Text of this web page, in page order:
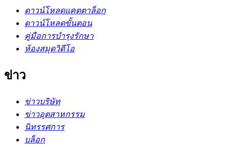
ดาวน์โหลดแคตตาล็อก
ดาวน์โหลดขั้นตอน
คู่มือการบำรุงรักษา
ห้องสมุดวิดีโอ
ข่าว
ข่าวบริษัท
ข่าวอุตสาหกรรม
นิทรรศการ
บล็อก